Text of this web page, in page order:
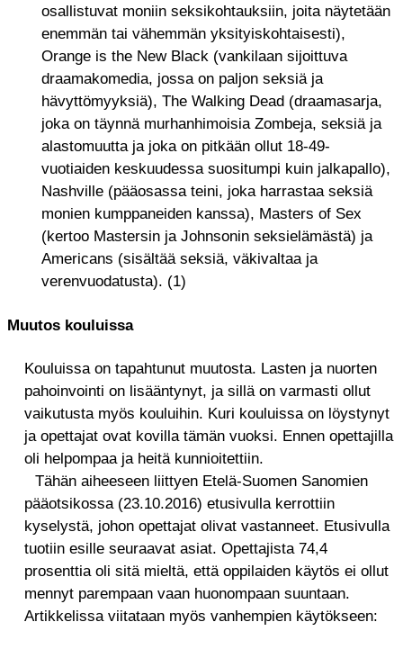
osallistuvat moniin seksikohtauksiin, joita näytetään
enemmän tai vähemmän yksityiskohtaisesti),
Orange is the New Black (vankilaan sijoittuva
draamakomedia, jossa on paljon seksiä ja
hävyttömyyksiä), The Walking Dead (draamasarja,
joka on täynnä murhanhimoisia Zombeja, seksiä ja
alastomuutta ja joka on pitkään ollut 18-49-
vuotiaiden keskuudessa suositumpi kuin jalkapallo),
Nashville (pääosassa teini, joka harrastaa seksiä
monien kumppaneiden kanssa), Masters of Sex
(kertoo Mastersin ja Johnsonin seksielämästä) ja
Americans (sisältää seksiä, väkivaltaa ja
verenvuodatusta). (1)
Muutos kouluissa
Kouluissa on tapahtunut muutosta. Lasten ja nuorten
pahoinvointi on lisääntynyt, ja sillä on varmasti ollut
vaikutusta myös kouluihin. Kuri kouluissa on löystynyt
ja opettajat ovat kovilla tämän vuoksi. Ennen opettajilla
oli helpompaa ja heitä kunnioitettiin.
Tähän aiheeseen liittyen Etelä-Suomen Sanomien
pääotsikossa (23.10.2016) etusivulla kerrottiin
kyselystä, johon opettajat olivat vastanneet. Etusivulla
tuotiin esille seuraavat asiat. Opettajista 74,4
prosenttia oli sitä mieltä, että oppilaiden käytös ei ollut
mennyt parempaan vaan huonompaan suuntaan.
Artikkelissa viitataan myös vanhempien käytökseen: